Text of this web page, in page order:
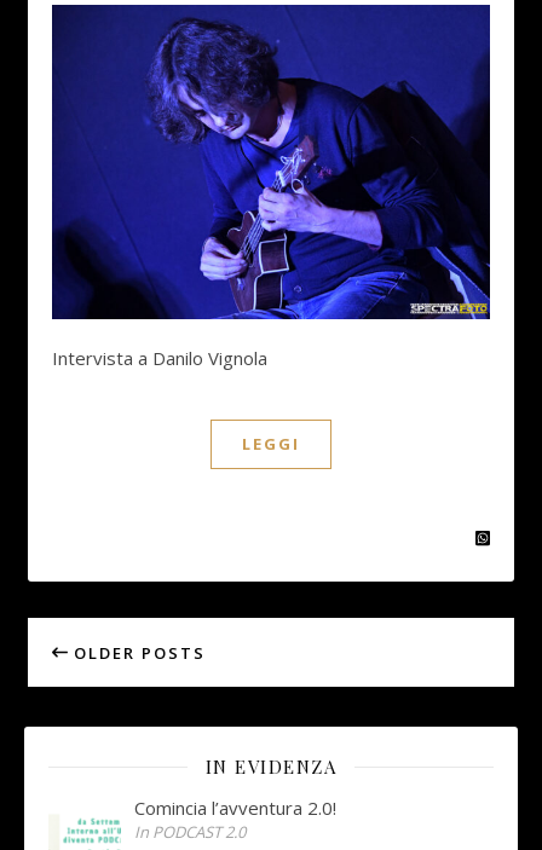
Intervista a Danilo Vignola
LEGGI
OLDER POSTS
IN EVIDENZA
Comincia l’avventura 2.0!
In PODCAST 2.0